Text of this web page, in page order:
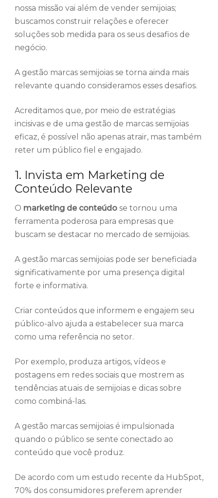
nossa missão vai além de vender semijoias;
buscamos construir relações e oferecer
soluções sob medida para os seus desafios de
negócio.
A gestão marcas semijoias se torna ainda mais
relevante quando consideramos esses desafios.
Acreditamos que, por meio de estratégias
incisivas e de uma gestão de marcas semijoias
eficaz, é possível não apenas atrair, mas também
reter um público fiel e engajado.
1. Invista em Marketing de
Conteúdo Relevante
O marketing de conteúdo se tornou uma
ferramenta poderosa para empresas que
buscam se destacar no mercado de semijoias.
A gestão marcas semijoias pode ser beneficiada
significativamente por uma presença digital
forte e informativa.
Criar conteúdos que informem e engajem seu
público-alvo ajuda a estabelecer sua marca
como uma referência no setor.
Por exemplo, produza artigos, vídeos e
postagens em redes sociais que mostrem as
tendências atuais de semijoias e dicas sobre
como combiná-las.
A gestão marcas semijoias é impulsionada
quando o público se sente conectado ao
conteúdo que você produz.
De acordo com um estudo recente da HubSpot,
70% dos consumidores preferem aprender